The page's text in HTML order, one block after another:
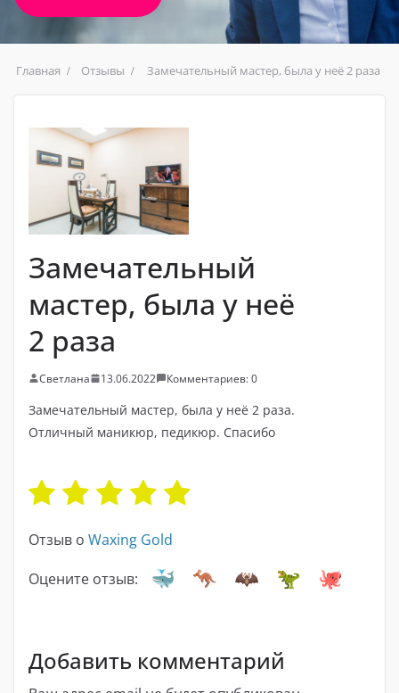
Главная Отзывы Замечательный мастер, была у неё 2 раза
Замечательный
мастер, была у неё
2 раза
Светлана 13.06.2022 Комментариев: 0
Замечательный мастер, была у неё 2 раза.
Отличный маникюр, педикюр. Спасибо ️
Отзыв о Waxing Gold
Оцените отзыв:
Добавить комментарий